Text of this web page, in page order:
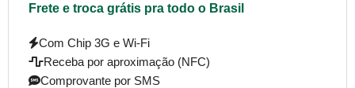
Frete e troca grátis pra todo o Brasil
Com Chip 3G e Wi-Fi
Receba por aproximação (NFC)
Comprovante por SMS